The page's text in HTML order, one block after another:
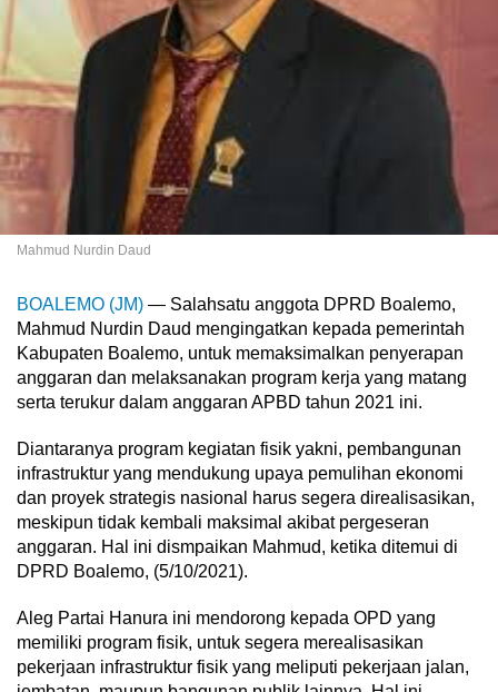
Mahmud Nurdin Daud
BOALEMO (JM) — Salahsatu anggota DPRD Boalemo,
Mahmud Nurdin Daud mengingatkan kepada pemerintah
Kabupaten Boalemo, untuk memaksimalkan penyerapan
anggaran dan melaksanakan program kerja yang matang
serta terukur dalam anggaran APBD tahun 2021 ini.
Diantaranya program kegiatan fisik yakni, pembangunan
infrastruktur yang mendukung upaya pemulihan ekonomi
dan proyek strategis nasional harus segera direalisasikan,
meskipun tidak kembali maksimal akibat pergeseran
anggaran. Hal ini dismpaikan Mahmud, ketika ditemui di
DPRD Boalemo, (5/10/2021).
Aleg Partai Hanura ini mendorong kepada OPD yang
memiliki program fisik, untuk segera merealisasikan
pekerjaan infrastruktur fisik yang meliputi pekerjaan jalan,